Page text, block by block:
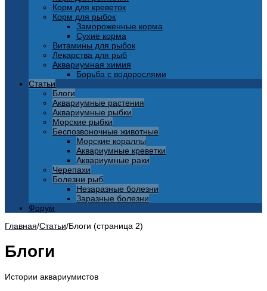
Корм для креветок
Корм для рыбок
Замороженные корма
Сухие корма
Витамины для рыбок
Лекарства для рыб
Аквариумная химия
Борьба с водорослями
Статьи
Блоги
Аквариумные растения
Аквариумные рыбки
Морские рыбки
Беспозвоночные животные
Морские кораллы
Аквариумные креветки
Аквариумные раки
Черепахи
Болезни рыб
Незаразные болезни
Заразные болезни
Форум
Главная/Статьи/Блоги (страница 2)
Блоги
Истории аквариумистов